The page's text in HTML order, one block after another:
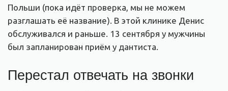
Польши (пока идёт проверка, мы не можем
разглашать её название). В этой клинике Денис
обслуживался и раньше. 13 сентября у мужчины
был запланирован приём у дантиста.
Перестал отвечать на звонки